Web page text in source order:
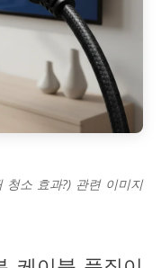
소 효과?) 관련 이미지